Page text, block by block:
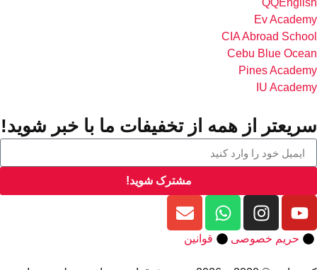
QQEnglish
Ev Academy
CIA Abroad School
Cebu Blue Ocean
Pines Academy
IU Academy
سریعتر از همه از تخفیفات ما با خبر شوید!
مشترک شوید!
حریم خصوصی قوانین